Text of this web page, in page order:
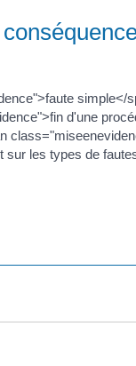
d'une
les types de